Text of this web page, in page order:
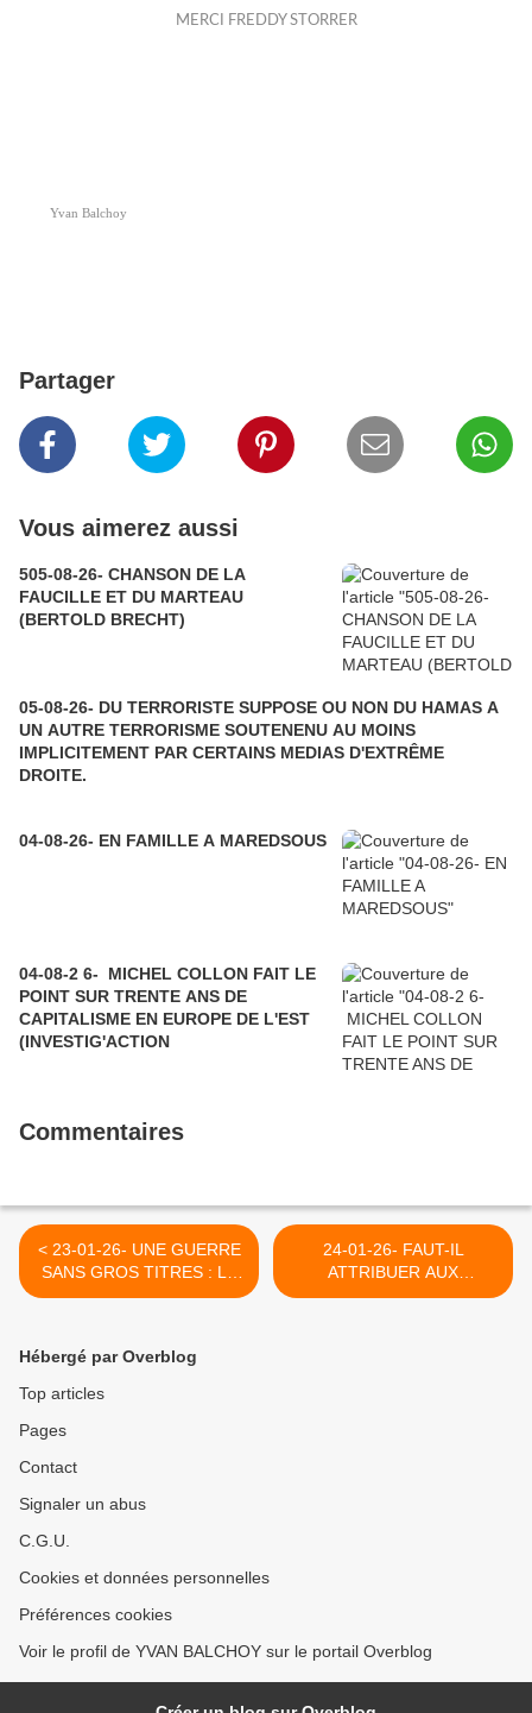
MERCI FREDDY STORRER
Yvan Balchoy
Partager
Vous aimerez aussi
505-08-26- CHANSON DE LA
FAUCILLE ET DU MARTEAU
(BERTOLD BRECHT)
05-08-26- DU TERRORISTE SUPPOSE OU NON DU HAMAS A
UN AUTRE TERRORISME SOUTENENU AU MOINS
IMPLICITEMENT PAR CERTAINS MEDIAS D'EXTRÊME
DROITE.
04-08-26- EN FAMILLE A MAREDSOUS
04-08-2 6- MICHEL COLLON FAIT LE
POINT SUR TRENTE ANS DE
CAPITALISME EN EUROPE DE L'EST
(INVESTIG'ACTION
Commentaires
< 23-01-26- UNE GUERRE
SANS GROS TITRES : LA
CAMPAGNE DE "CHOC ET
DREAMS) - RAMZY
BAROUD - LE GRAND
24-01-26- FAUT-IL
ATTRIBUER AUX
DEFICIENCES EVIDENTES
Hébergé par Overblog
Top articles
Pages
Contact
Signaler un abus
C.G.U.
Cookies et données personnelles
Préférences cookies
Voir le profil de YVAN BALCHOY sur le portail Overblog